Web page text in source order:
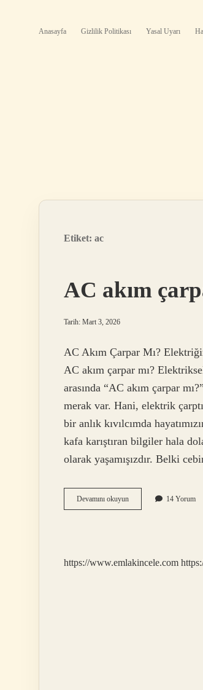
Anasayfa Gizlilik Politikası Yasal Uyarı
Etiket: ac
AC akım
Tarih: Mart 3, 2026
AC Akım Çarpar Mı?
AC akım çarpar mı?
arasında “AC akım çarpar
merak var. Hani, elektrik
bir anlık kıvılcımda
kafa karıştıran bilgiler hala
olarak yaşamışızdır. Belki
Devamını okuyunAC
akım
14 Yorum
https://www.emlakincele.com